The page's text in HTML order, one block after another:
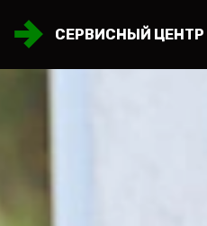
СЕРВИСНЫЙ ЦЕНТР